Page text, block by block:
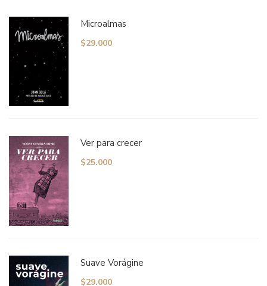
Microalmas
$29.000
Ver para crecer
$25.000
Suave Vorágine
$29.000